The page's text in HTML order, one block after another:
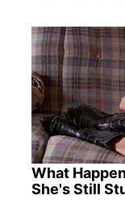
What
She's Still